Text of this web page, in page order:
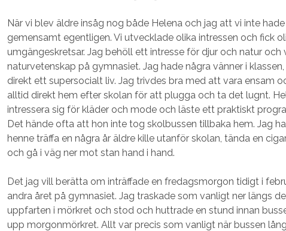
När vi blev äldre insåg nog både Helena och jag att vi inte
gemensamt egentligen. Vi utvecklade olika intressen och fick
umgängeskretsar. Jag behöll ett intresse för djur och natur och
naturvetenskap på gymnasiet. Jag hade några vänner i
direkt ett supersocialt liv. Jag trivdes bra med att vara ensam
alltid direkt hem efter skolan för att plugga och ta det lugnt.
intressera sig för kläder och mode och läste ett praktiskt
Det hände ofta att hon inte tog skolbussen tillbaka hem. Jag
henne träffa en några år äldre kille utanför skolan, tända en
och gå i väg ner mot stan hand i hand.
Det jag vill berätta om inträffade en fredagsmorgon tidigt i
andra året på gymnasiet. Jag traskade som vanligt ner längs
uppfarten i mörkret och stod och huttrade en stund innan
upp morgonmörkret. Allt var precis som vanligt när bussen